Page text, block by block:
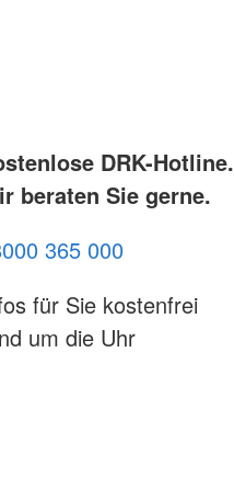
DRK-Hotline.
beraten Sie gerne.
365 000
für Sie kostenfrei
um die Uhr